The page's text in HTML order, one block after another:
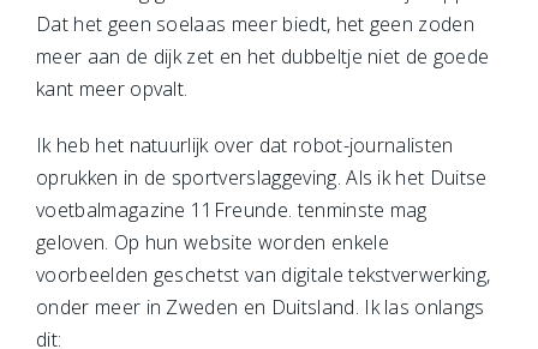
Dat het geen soelaas meer biedt, het geen zoden
meer aan de dijk zet en het dubbeltje niet de goede
kant meer opvalt.
Ik heb het natuurlijk over dat robot-journalisten
oprukken in de sportverslaggeving. Als ik het Duitse
voetbalmagazine 11Freunde. tenminste mag
geloven. Op hun website worden enkele
voorbeelden geschetst van digitale tekstverwerking,
onder meer in Zweden en Duitsland. Ik las onlangs
dit: